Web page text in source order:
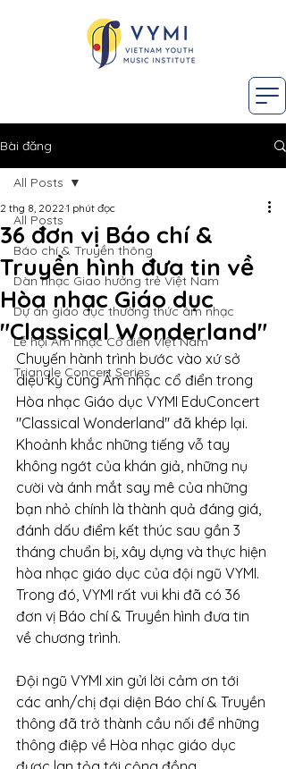
Bài đăng
All Posts
Báo chí & Truyền thông
Dàn nhạc Giao hưởng trẻ Việt Nam
Dự án giáo dục thường thức âm nhạc
Lễ hội Âm nhạc Cổ điển Việt Nam
Triangle Concert Series
All Posts
36 đơn vị Báo chí &
Truyền hình đưa tin về
Hòa nhạc Giáo dục
"Classical Wonderland"
2 thg 8, 2022 1 phút đọc
Chuyến hành trình bước vào xứ sở
diệu kỳ cùng Âm nhạc cổ điển trong
Hòa nhạc Giáo dục VYMI EduConcert
"Classical Wonderland" đã khép lại.
Khoảnh khắc những tiếng vỗ tay
không ngớt của khán giả, những nụ
cười và ánh mắt say mê của những
bạn nhỏ chính là thành quả đáng giá,
đánh dấu điểm kết thúc sau gần 3
tháng chuẩn bị, xây dựng và thực hiện
hòa nhạc giáo dục của đội ngũ VYMI.
Trong đó, VYMI rất vui khi đã có 36
đơn vị Báo chí & Truyền hình đưa tin
về chương trình.
Đội ngũ VYMI xin gửi lời cảm ơn tới
các anh/chị đại diện Báo chí & Truyền
thông đã trở thành cầu nối để những
thông điệp về Hòa nhạc giáo dục